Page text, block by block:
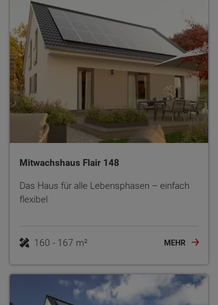
Mitwachshaus Flair 148
Das Haus für alle Lebensphasen – einfach
flexibel
160 - 167 m² MEHR